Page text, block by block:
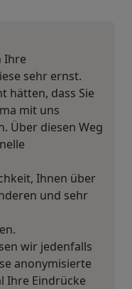
Ihre
sehr ernst.
hätten, dass Sie
mit uns
Über diesen Weg
Ihnen über
und sehr
wir jedenfalls
anonymisierte
Ihre Eindrücke